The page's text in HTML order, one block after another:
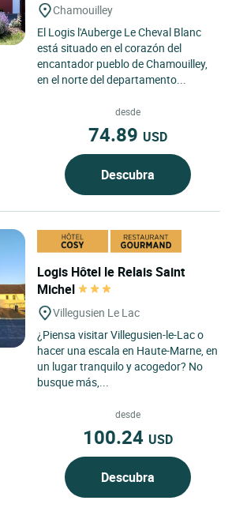
Chamouilley
El Logis l'Auberge Le Cheval Blanc
está situado en el corazón del
encantador pueblo de Chamouilley,
en el norte del departamento...
desde
74.89 USD
Descubra
Logis Hôtel le Relais Saint
Michel
Villegusien Le Lac
¿Piensa visitar Villegusien-le-Lac o
hacer una escala en Haute-Marne, en
un lugar tranquilo y acogedor? No
busque más,...
desde
100.24 USD
Descubra